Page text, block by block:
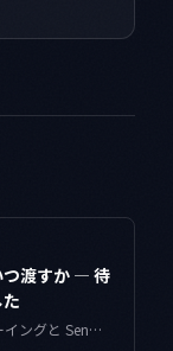
つ渡すか — 待
Antigravity v2.3.0 で入ったメッセージのキューイングと Send Now。待つ・割り込む・積むの三択を同じ物差しで測り、積んだ指示が古くなる問題と、前提スタンプで手戻りを22%から9%へ下げた記録をまとめました。